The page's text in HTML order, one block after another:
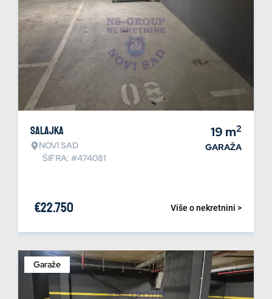
Salajka
NOVI SAD
ŠIFRA: #474081
19 m2
GARAŽA
Više o nekretnini >
€22.750
Garaže